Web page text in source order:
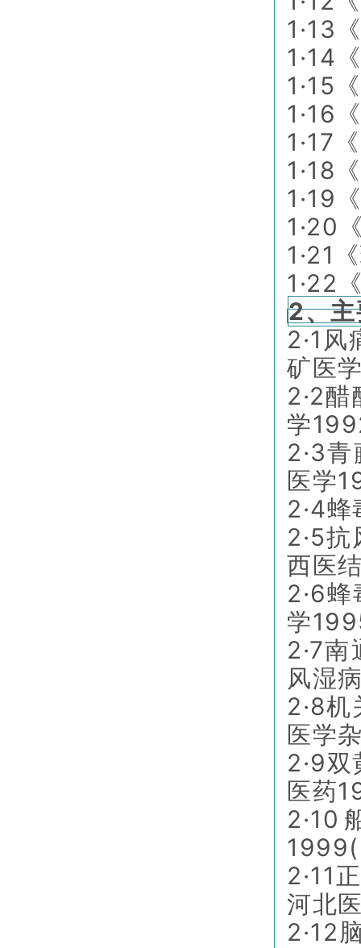
1·13
1·14
1·15
1·16
1·17
1·18
1·19
1·20
1·21
1·22
2、主
2·1
矿医
2·2
学
2·3
医学
2·4
2·5
西医
2·6
学
2·7
风湿
2·8
医学
2·9
医药
2·10
2·11
河北
2·12